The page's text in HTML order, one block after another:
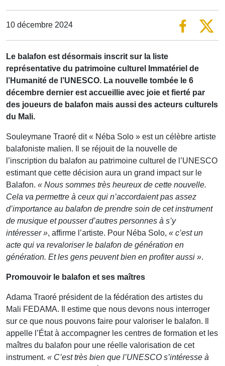
10 décembre 2024
Le balafon est désormais inscrit sur la liste
représentative du patrimoine culturel Immatériel de
l’Humanité de l’UNESCO. La nouvelle tombée le 6
décembre dernier est accueillie avec joie et fierté par
des joueurs de balafon mais aussi des acteurs culturels
du Mali.
Souleymane Traoré dit « Néba Solo » est un célèbre artiste
balafoniste malien. Il se réjouit de la nouvelle de
l’inscription du balafon au patrimoine culturel de l’UNESCO
estimant que cette décision aura un grand impact sur le
Balafon. « Nous sommes très heureux de cette nouvelle.
Cela va permettre à ceux qui n’accordaient pas assez
d’importance au balafon de prendre soin de cet instrument
de musique et pousser d’autres personnes à s’y
intéresser », affirme l’artiste. Pour Néba Solo, « c’est un
acte qui va revaloriser le balafon de génération en
génération. Et les gens peuvent bien en profiter aussi ».
Promouvoir le balafon et ses maîtres
Adama Traoré président de la fédération des artistes du
Mali FEDAMA. Il estime que nous devons nous interroger
sur ce que nous pouvons faire pour valoriser le balafon. Il
appelle l’État à accompagner les centres de formation et les
maîtres du balafon pour une réelle valorisation de cet
instrument. « C’est très bien que l’UNESCO s’intéresse à